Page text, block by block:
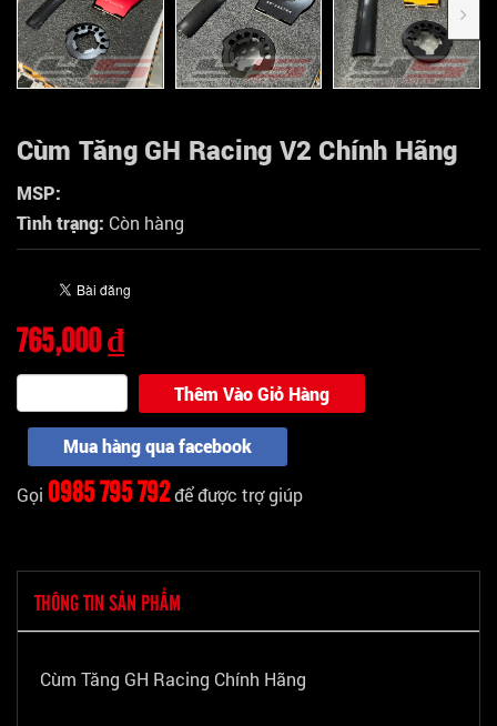
Cùm Tăng GH Racing V2 Chính Hãng
MSP:
Tình trạng: Còn hàng
765,000 ₫
Thêm Vào Giỏ Hàng
Mua hàng qua facebook
Gọi 0985 795 792để được trợ giúp
THÔNG TIN SẢN PHẨM
Cùm Tăng GH Racing Chính Hãng